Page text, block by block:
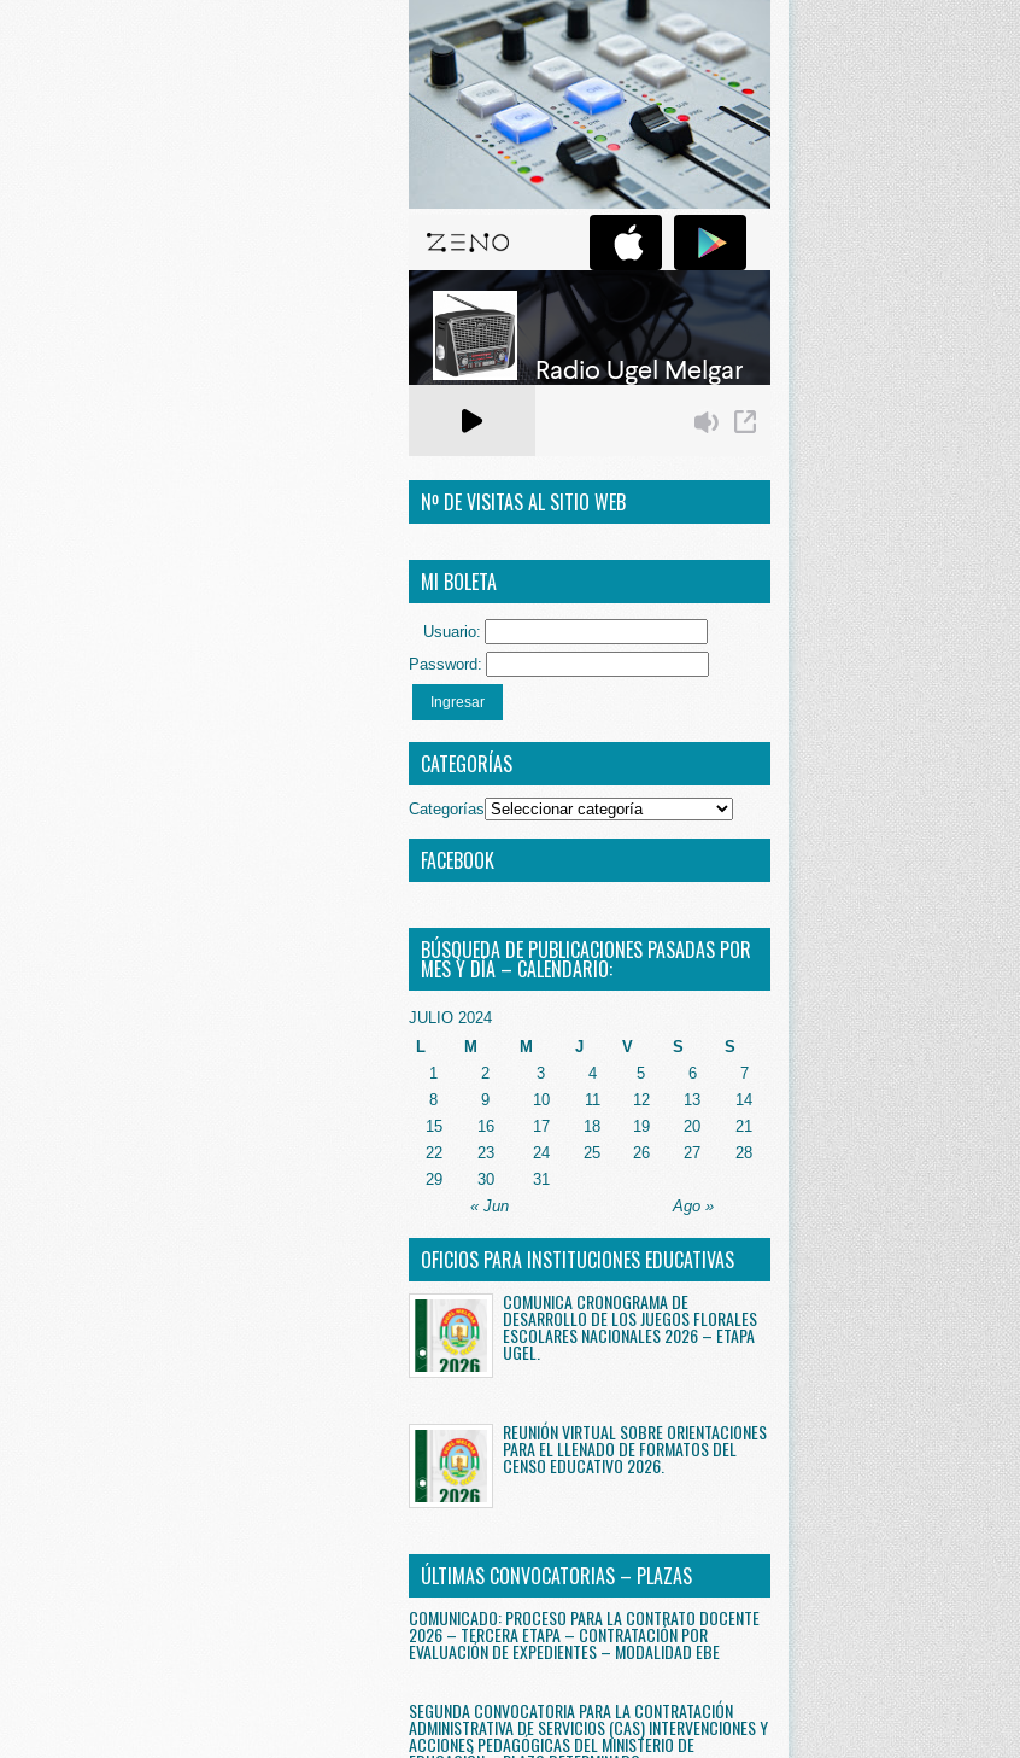
Nº DE VISITAS AL SITIO WEB
MI BOLETA
Usuario:
Password:
Ingresar
CATEGORÍAS
Categorías
FACEBOOK
BÚSQUEDA DE PUBLICACIONES PASADAS POR
MES Y DÍA – CALENDARIO:
JULIO 2024
L
M M J V S S
« Jun Ago »
1 2 3 4 5 6
7
8
9 10 11 12 13
14
15
16 17 18 19 20
21
22
23 24 25 26 27
28
29
30 31
OFICIOS PARA INSTITUCIONES EDUCATIVAS
COMUNICA CRONOGRAMA DE
DESARROLLO DE LOS JUEGOS FLORALES
ESCOLARES NACIONALES 2026 – ETAPA
UGEL.
REUNIÓN VIRTUAL SOBRE ORIENTACIONES
PARA EL LLENADO DE FORMATOS DEL
CENSO EDUCATIVO 2026.
ÚLTIMAS CONVOCATORIAS – PLAZAS
COMUNICADO: PROCESO PARA LA CONTRATO DOCENTE
2026 – TERCERA ETAPA – CONTRATACIÓN POR
EVALUACIÓN DE EXPEDIENTES – MODALIDAD EBE
SEGUNDA CONVOCATORIA PARA LA CONTRATACIÓN
ADMINISTRATIVA DE SERVICIOS (CAS) INTERVENCIONES Y
ACCIONES PEDAGÓGICAS DEL MINISTERIO DE